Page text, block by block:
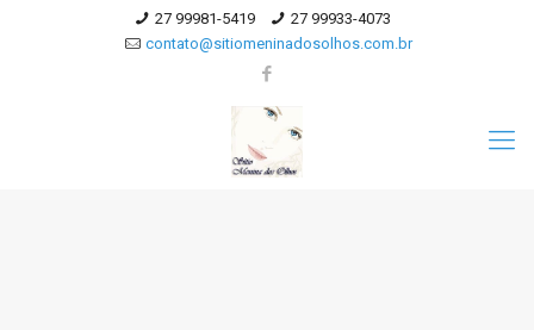
27 99981-5419
27 99933-4073
contato@sitiomeninadosolhos.com.br